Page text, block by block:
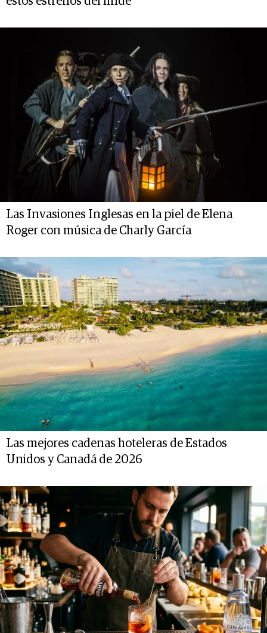
Las Invasiones Inglesas en la piel de Elena
Roger con música de Charly García
Las mejores cadenas hoteleras de Estados
Unidos y Canadá de 2026